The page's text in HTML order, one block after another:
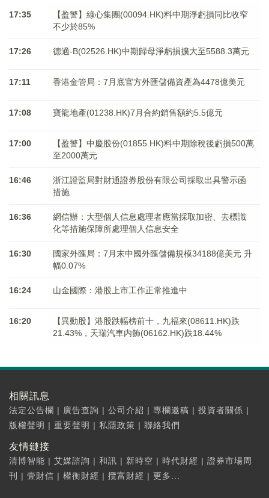
17:35
【盈警】綠心集團(00094.HK)料中期淨虧損同比收窄
不少於85%
17:26 德適-B(02526.HK)中期歸母淨虧損擴大至5588.3萬元
17:11 香港金管局：7月底官方外匯儲備資產為4478億美元
17:08 寶龍地產(01238.HK)7月合約銷售額約5.5億元
17:00
【盈警】中慶股份(01855.HK)料中期除稅後虧損500萬
至2000萬元
16:46
浙江證監局對財通證券股份有限公司採取出具警示函
措施
16:36
網信辦：大型個人信息處理者應當採取加密、去標識
化等措施保障所處理個人信息安全
16:30
國家外匯局：7月末中國外匯儲備規模34188億美元 升
幅0.07%
16:24 山金國際：港股上市工作正常推進中
16:20
【異動股】港股跌幅榜前十，九福來(08611.HK)跌
21.43%，天瑞汽車内飾(06162.HK)跌18.44%
相關訊息
法定公告欄 | 廣告查詢 | 公司介紹 | 專欄邀稿 | 投資者關係 |
版權聲明 | 重要聲明 | 私隱政策 | 聯絡我們
友情鏈接
清博智能 | 艾媒諮詢 | 和訊 | 新時空 | 時代財經 | 證券市場周
刊
| 壹財信 | 權衡財經 | 攬富財經 | 更多...